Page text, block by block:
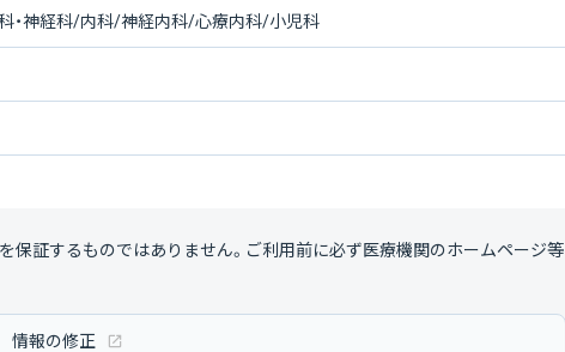
・神経科/内科/神経内科/心療内科/小児科
保証するものではありません。ご利用前に必ず医療機関のホームページ等
情報の修正